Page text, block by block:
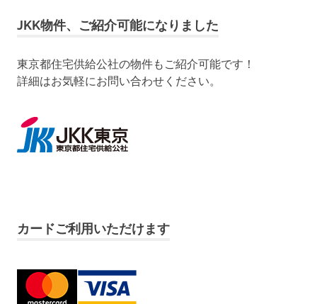
JKK物件、ご紹介可能になりました
東京都住宅供給公社の物件もご紹介可能です！
詳細はお気軽にお問い合わせください。
カードご利用いただけます